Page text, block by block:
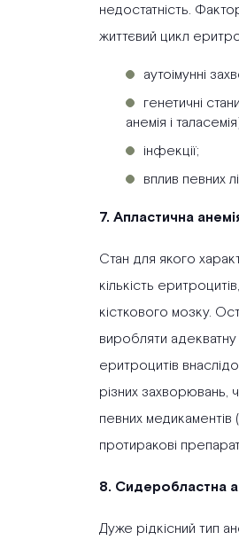
недостатність.
життєвий цикл
аутоімунні
генетичні
анемія і
інфекції;
вплив певних
7. Апластична
Стан для якого
кількість
кісткового мозку.
виробляти адекватну
еритроцитів
різних захворювань,
певних медикаментів
протиракові
8. Сидеробластна
Дуже рідкісний тип